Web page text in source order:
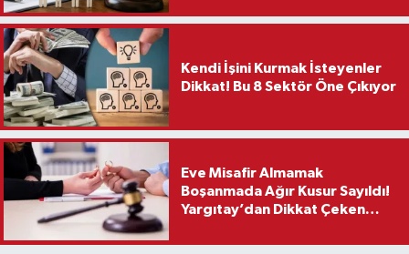
Kendi İşini Kurmak İsteyenler
Dikkat! Bu 8 Sektör Öne Çıkıyor
Eve Misafir Almamak
Boşanmada Ağır Kusur Sayıldı!
Yargıtay’dan Dikkat Çeken